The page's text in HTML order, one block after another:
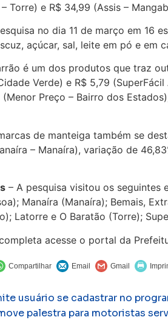
Torre) e R$ 34,99 (Assis –
no dia 11 de março em
açúcar, sal, leite em pó e
é um dos produtos que traz
Verde) e R$ 5,79
Preço – Bairro dos
de manteiga também se
– Manaíra), variação de
– A pesquisa visitou os seguintes
Manaíra (Manaíra); Bemais,
Latorre e O Baratão (Torre);
acesse o portal da
usuário se cadastrar no
palestra para motoristas